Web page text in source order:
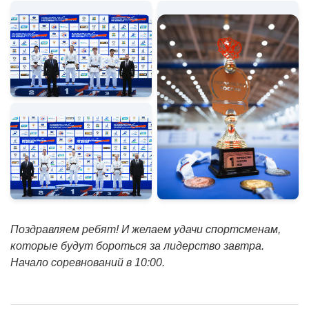
Поздравляем ребят! И желаем удачи спортсменам,
которые будут бороться за лидерство завтра.
Начало соревнований в 10:00.